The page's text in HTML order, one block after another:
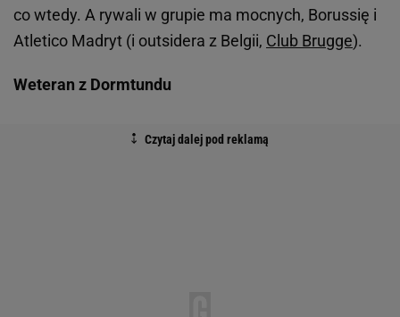
co wtedy. A rywali w grupie ma mocnych, Borussię i
Atletico Madryt (i outsidera z Belgii, Club Brugge).
Weteran z Dormtundu